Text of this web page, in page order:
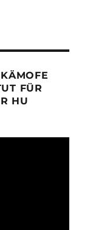
FÜR
HU